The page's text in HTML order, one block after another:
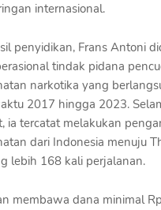
internasional.
penyidikan, Frans Antoni
tindak pidana
narkotika yang
2017 hingga 2023.
ia tercatat melakukan
dari Indonesia menuju
lebih 168 kali perjalanan.
membawa dana minimal